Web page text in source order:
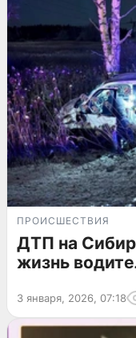
ПРОИСШЕСТВИЯ
ДТП на
жизнь
3 января, 2026, 07:18